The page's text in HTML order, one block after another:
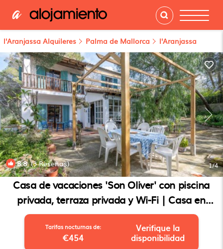
l'Aranjassa Alquileres Palma de Mallorca l'Aranjassa
8.8(3 Reseñas) 1/4
Casa de vacaciones 'Son Oliver' con piscina
privada, terraza privada y Wi-Fi | Casa en
Palma
Tarifas nocturnas de:
€454
Verifique la
disponibilidad